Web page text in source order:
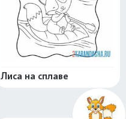
Лиса на сплаве